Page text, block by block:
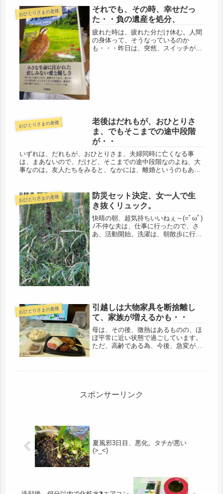
るので、年金額から確認すると、無理
でした。かなり低所得でないと、基
準...
おひとりさまの老後
それでも、その時、幸せだっ
た・・負の遺産を処分、
疲れた時は、疲れた分だけ休む。人間
の身体って、そうなっているのか
も・・・昨日は、突然、スイッチが入
おひとりさまの老後
老後はだれもが、おひとりさ
ま、でもそこまでの途中段階
が・・
いずれは、だれもが、おひとりさま、夫婦同時に亡くなる事
は、まあないので、だけど、そこまでの途中段階なのよね、大
事なのは。友人たちをみると、なかには、離婚というのもある
おひとりさまの老後
防災セット決定、女一人で生
き抜くリュック。
快晴の朝、超気持ちいいねぇ～(=ﾟωﾟ)
ﾉ不仲な夫は、仕事に行ったので、さ
あ、活動開始。洗濯は、朝散歩に行っ
おひとりさまの老後
引越しは大物家具を断捨離し
て、家族が増えるかも・・
母は、その後、微熱はあるものの、ほ
ぼ平常に近い状態で過ごしています。
ただ、高齢である為、今後、急変があ
スポンサーリンク
夏風邪3日目、悪化。タチが悪い
(>_<)